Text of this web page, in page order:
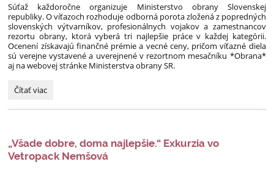
Súťaž každoročne organizuje Ministerstvo obrany Slovenskej
republiky. O víťazoch rozhoduje odborná porota zložená z popredných
slovenských výtvarníkov, profesionálnych vojakov a zamestnancov
rezortu obrany, ktorá vyberá tri najlepšie práce v každej kategórii.
Ocenení získavajú finančné prémie a vecné ceny, pričom víťazné diela
sú verejne vystavené a uverejnené v rezortnom mesačníku *Obrana*
aj na webovej stránke Ministerstva obrany SR.
Výtvarná
„Vojaci
Čítať viac
„Všade dobre, doma najlepšie.“ Exkurzia vo
Vetropack Nemšová